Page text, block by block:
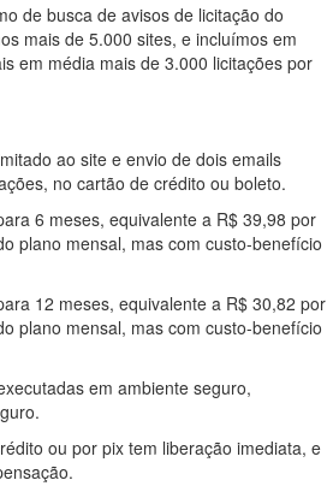
de busca de avisos de licitação do
mais de 5.000 sites, e incluímos em
em média mais de 3.000 licitações por
ao site e envio de dois emails
no cartão de crédito ou boleto.
6 meses, equivalente a R$ 39,98 por
plano mensal, mas com custo-benefício
12 meses, equivalente a R$ 30,82 por
plano mensal, mas com custo-benefício
em ambiente seguro,
ou por pix tem liberação imediata, e